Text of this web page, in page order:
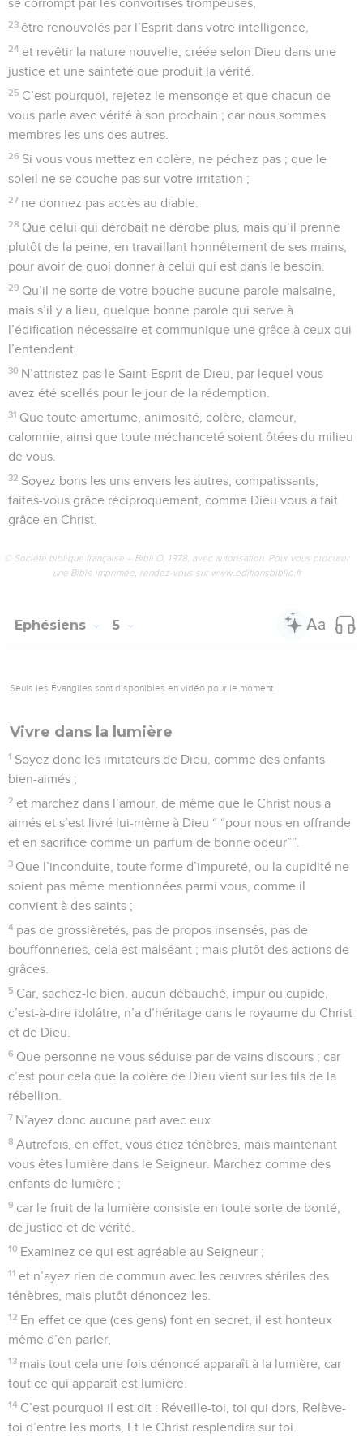
se corrompt par les convoitises trompeuses,
23 être renouvelés par l’Esprit dans votre intelligence,
24 et revêtir la nature nouvelle, créée selon Dieu dans une
justice et une sainteté que produit la vérité.
25 C’est pourquoi, rejetez le mensonge et que chacun de
vous parle avec vérité à son prochain ; car nous sommes
membres les uns des autres.
26 Si vous vous mettez en colère, ne péchez pas ; que le
soleil ne se couche pas sur votre irritation ;
27 ne donnez pas accès au diable.
28 Que celui qui dérobait ne dérobe plus, mais qu’il prenne
plutôt de la peine, en travaillant honnêtement de ses mains,
pour avoir de quoi donner à celui qui est dans le besoin.
29 Qu’il ne sorte de votre bouche aucune parole malsaine,
mais s’il y a lieu, quelque bonne parole qui serve à
l’édification nécessaire et communique une grâce à ceux qui
l’entendent.
30 N’attristez pas le Saint-Esprit de Dieu, par lequel vous
avez été scellés pour le jour de la rédemption.
31 Que toute amertume, animosité, colère, clameur,
calomnie, ainsi que toute méchanceté soient ôtées du milieu
de vous.
32 Soyez bons les uns envers les autres, compatissants,
faites-vous grâce réciproquement, comme Dieu vous a fait
grâce en Christ.
© Société biblique française – Bibli’O, 1978, avec autorisation. Pour vous procurer
une Bible imprimée, rendez-vous sur www.editionsbiblio.fr
Ephésiens 5
Seuls les Évangiles sont disponibles en vidéo pour le moment.
Vivre dans la lumière
1 Soyez donc les imitateurs de Dieu, comme des enfants
bien-aimés ;
2 et marchez dans l’amour, de même que le Christ nous a
aimés et s’est livré lui-même à Dieu “ “pour nous en offrande
et en sacrifice comme un parfum de bonne odeur””.
3 Que l’inconduite, toute forme d’impureté, ou la cupidité ne
soient pas même mentionnées parmi vous, comme il
convient à des saints ;
4 pas de grossièretés, pas de propos insensés, pas de
bouffonneries, cela est malséant ; mais plutôt des actions de
grâces.
5 Car, sachez-le bien, aucun débauché, impur ou cupide,
c’est-à-dire idolâtre, n’a d’héritage dans le royaume du Christ
et de Dieu.
6 Que personne ne vous séduise par de vains discours ; car
c’est pour cela que la colère de Dieu vient sur les fils de la
rébellion.
7 N’ayez donc aucune part avec eux.
8 Autrefois, en effet, vous étiez ténèbres, mais maintenant
vous êtes lumière dans le Seigneur. Marchez comme des
enfants de lumière ;
9 car le fruit de la lumière consiste en toute sorte de bonté,
de justice et de vérité.
10 Examinez ce qui est agréable au Seigneur ;
11 et n’ayez rien de commun avec les œuvres stériles des
ténèbres, mais plutôt dénoncez-les.
12 En effet ce que (ces gens) font en secret, il est honteux
même d’en parler,
13 mais tout cela une fois dénoncé apparaît à la lumière, car
tout ce qui apparaît est lumière.
14 C’est pourquoi il est dit : Réveille-toi, toi qui dors, Relève-
toi d’entre les morts, Et le Christ resplendira sur toi.